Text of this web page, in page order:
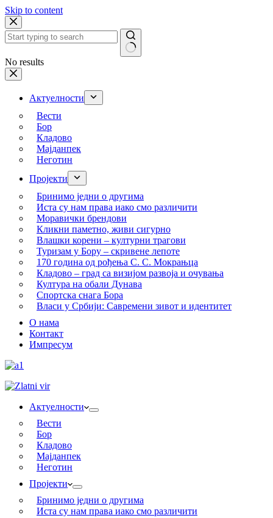
Skip to content
No results
Актуелности
Вести
Бор
Кладово
Мајданпек
Неготин
Пројекти
Бринимо једни о другима
Иста су нам права иако смо различити
Моравички брендови
Кликни паметно, живи сигурно
Влашки корени – културни трагови
Туризам у Бору – скривене лепоте
170 година од рођења С. С. Мокрањца
Кладово – град са визијом развоја и очувања
Култура на обали Дунава
Спортска снага Бора
Власи у Србији: Савремени зивот и идентитет
О нама
Контакт
Импресум
Актуелности
Вести
Бор
Кладово
Мајданпек
Неготин
Пројекти
Бринимо једни о другима
Иста су нам права иако смо различити